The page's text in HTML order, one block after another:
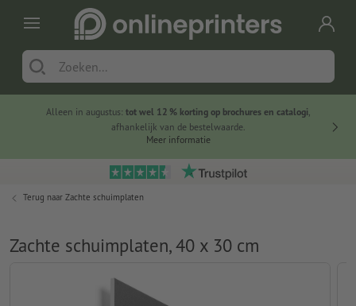
Alleen in augustus: tot wel 12 % korting op brochures en catalogi,
afhankelijk van de bestelwaarde.
Meer informatie
Terug naar Zachte schuimplaten
Zachte schuimplaten, 40 x 30 cm